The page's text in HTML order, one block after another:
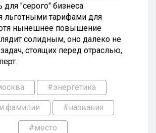
"серого" бизнеса
льготными тарифами для
нынешнее повышение
солидным, оно далеко не
стоящих перед отраслью,
#энергетика
#названия
#место